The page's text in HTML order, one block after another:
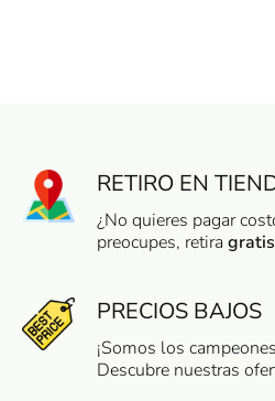
RETIRO EN
¿No quieres pagar
preocupes, retira gratis
PRECIOS BAJOS
¡Somos los
Descubre nuestras